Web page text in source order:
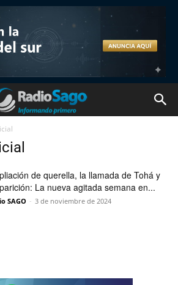
de querella, la llamada de Tohá y
La nueva agitada semana en...
SAGO - 3 de noviembre de 2024